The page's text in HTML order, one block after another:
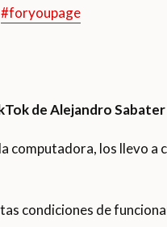
#foryoupage
de Alejandro Sabater
los llevo a
condiciones de